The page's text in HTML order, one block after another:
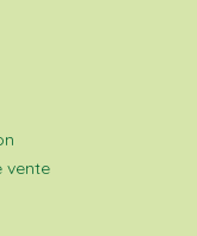
vente